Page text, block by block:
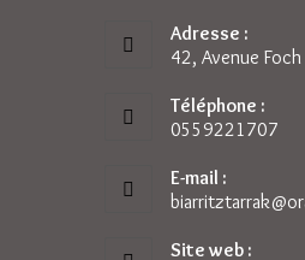
Adresse :
42, Avenue
Téléphone :
0559221707
E-mail :
Site web :